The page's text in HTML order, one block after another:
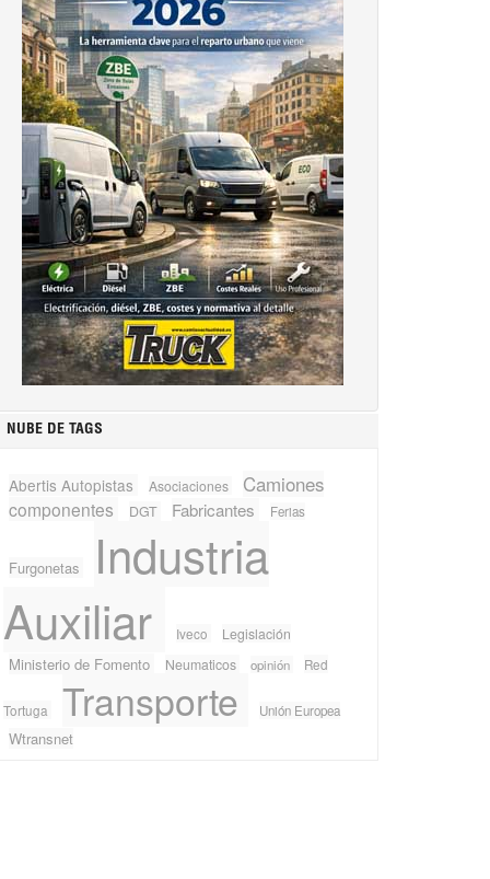
NUBE DE TAGS
Abertis Autopistas Asociaciones Camiones
componentes DGT Fabricantes Ferias
Furgonetas
Industria
Auxiliar
Iveco Legislación
Ministerio de Fomento Neumaticos opinión Red
Tortuga Transporte Unión Europea
Wtransnet